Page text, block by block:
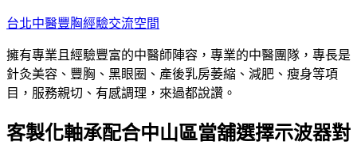
跳
主
要
內
台北中醫豐胸經驗交流空間
擁有專業且經驗豐富的中醫師陣容，專業的中醫團隊，專長是
針灸美容、豐胸、黑眼圈、產後乳房萎縮、減肥、瘦身等項
目，服務親切、有感調理，來過都說讚。
客製化軸承配合中山區當舖選擇示波器對